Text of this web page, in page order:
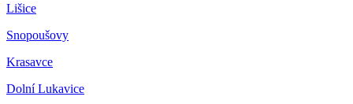
Lišice
Snopoušovy
Krasavce
Dolní Lukavice